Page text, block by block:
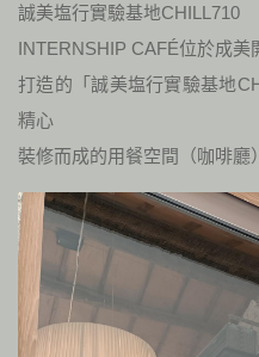
誠美塩行實驗基地CHILL710
INTERNSHIP CAFÉ位於成美
打造的「誠美塩行實驗基地
精心
裝修而成的用餐空間（咖啡廳